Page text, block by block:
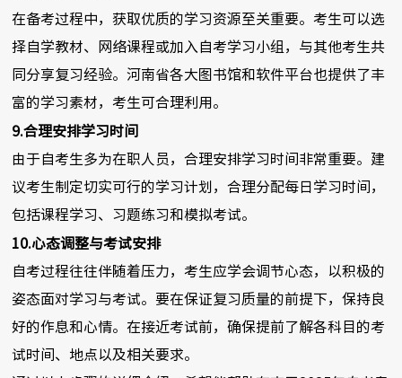
在备考过程中，获取优质的学习资源至关重要。考生可以选
择自学教材、网络课程或加入自考学习小组，与其他考生共
同分享复习经验。河南省各大图书馆和软件平台也提供了丰
富的学习素材，考生可合理利用。
9.合理安排学习时间
由于自考生多为在职人员，合理安排学习时间非常重要。建
议考生制定切实可行的学习计划，合理分配每日学习时间，
包括课程学习、习题练习和模拟考试。
10.心态调整与考试安排
自考过程往往伴随着压力，考生应学会调节心态，以积极的
姿态面对学习与考试。要在保证复习质量的前提下，保持良
好的作息和心情。在接近考试前，确保提前了解各科目的考
试时间、地点以及相关要求。